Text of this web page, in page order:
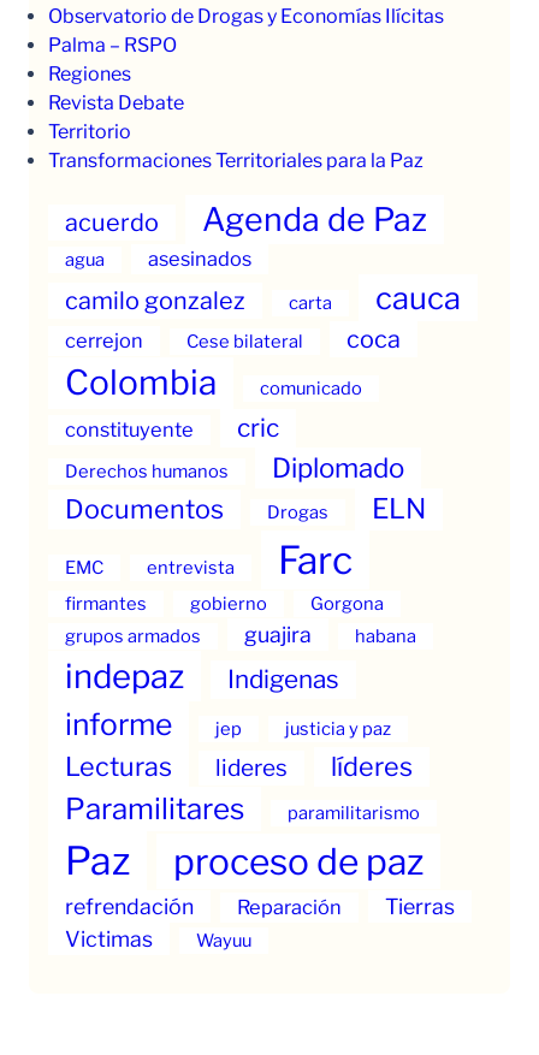
Observatorio de Drogas y Economías Ilícitas
Palma – RSPO
Regiones
Revista Debate
Territorio
Transformaciones Territoriales para la Paz
acuerdo Agenda de Paz
agua asesinados
camilo gonzalez carta cauca
cerrejon Cese bilateral coca
Colombia comunicado
constituyente cric
Derechos humanos Diplomado
Documentos Drogas ELN
EMC entrevista Farc
firmantes gobierno
Gorgona
grupos armados
guajira habana
indepaz Indigenas
informe jep justicia y paz
Lecturas lideres líderes
Paramilitares paramilitarismo
Paz proceso de paz
refrendación Reparación
Tierras
Victimas
Wayuu